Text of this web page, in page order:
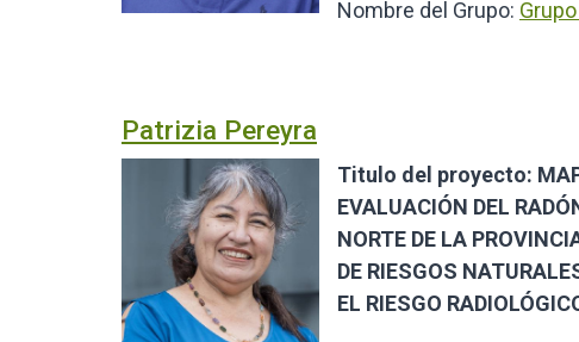
Nombre del Grupo:
Patrizia Pereyra
Titulo del proyecto:
EVALUACIÓN DEL
NORTE DE LA
DE RIESGOS
EL RIESGO